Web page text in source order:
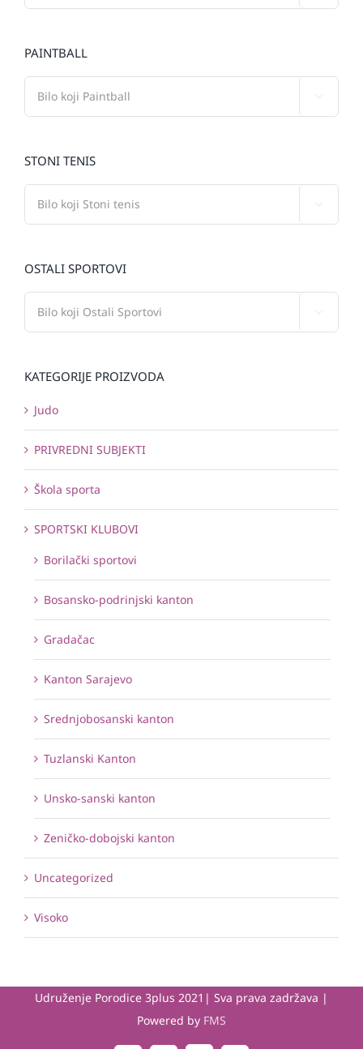
PAINTBALL
STONI TENIS
OSTALI SPORTOVI
KATEGORIJE PROIZVODA
Judo
PRIVREDNI SUBJEKTI
Škola sporta
SPORTSKI KLUBOVI
Borilački sportovi
Bosansko-podrinjski kanton
Gradačac
Kanton Sarajevo
Srednjobosanski kanton
Tuzlanski Kanton
Unsko-sanski kanton
Zeničko-dobojski kanton
Uncategorized
Visoko
Udruženje Porodice 3plus 2021| Sva prava zadržava |
Powered by FMS